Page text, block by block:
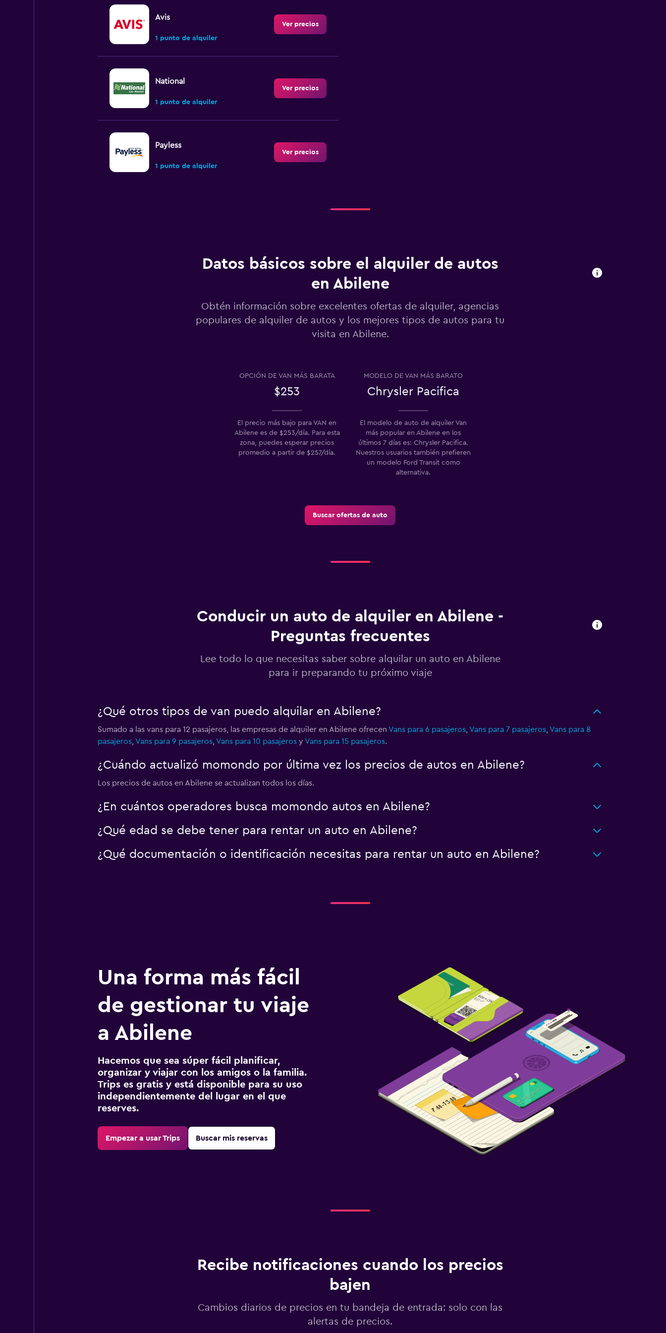
Avis
1 punto de alquiler
Ver precios
National
1 punto de alquiler
Ver precios
Payless
1 punto de alquiler
Ver precios
Ver precios
Datos básicos sobre el alquiler de autos
en Abilene
Obtén información sobre excelentes ofertas de alquiler, agencias
populares de alquiler de autos y los mejores tipos de autos para tu
visita en Abilene.
OPCIÓN DE VAN MÁS BARATA
$253
MODELO DE VAN MÁS BARATO
Chrysler Pacifica
El precio más bajo para VAN en
Abilene es de $253/día. Para esta
zona, puedes esperar precios
promedio a partir de $257/día.
El modelo de auto de alquiler Van
más popular en Abilene en los
últimos 7 días es: Chrysler Pacifica.
Nuestros usuarios también prefieren
un modelo Ford Transit como
alternativa.
Buscar ofertas de auto
Conducir un auto de alquiler en Abilene -
Preguntas frecuentes
Lee todo lo que necesitas saber sobre alquilar un auto en Abilene
para ir preparando tu próximo viaje
¿Qué otros tipos de van puedo alquilar en Abilene?
Sumado a las vans para 12 pasajeros, las empresas de alquiler en Abilene ofrecen Vans para 6 pasajeros, Vans para 7 pasajeros, Vans para 8
pasajeros, Vans para 9 pasajeros, Vans para 10 pasajerosy Vans para 15 pasajeros.
¿Cuándo actualizó momondo por última vez los precios de autos en Abilene?
Los precios de autos en Abilene se actualizan todos los días.
¿En cuántos operadores busca momondo autos en Abilene?
¿Qué edad se debe tener para rentar un auto en Abilene?
¿Qué documentación o identificación necesitas para rentar un auto en Abilene?
Una forma más fácil
de gestionar tu viaje
a Abilene
Hacemos que sea súper fácil planificar,
organizar y viajar con los amigos o la familia.
Trips es gratis y está disponible para su uso
independientemente del lugar en el que
reserves.
Empezar a usar Trips Buscar mis reservas
Recibe notificaciones cuando los precios
bajen
Cambios diarios de precios en tu bandeja de entrada: solo con las
alertas de precios.